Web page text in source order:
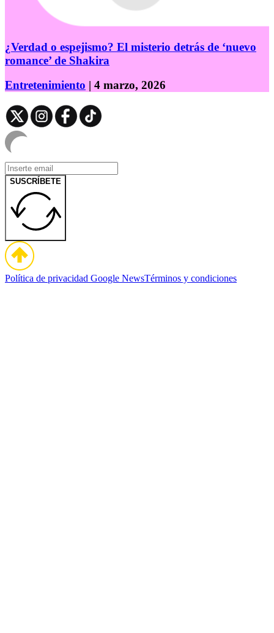
¿Verdad o espejismo? El misterio detrás de ‘nuevo
romance’ de Shakira
Entretenimiento | 4 marzo, 2026
SUSCRÍBETE
Política de privacidad Google NewsTérminos y condiciones